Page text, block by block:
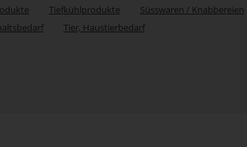
Tiefkühlprodukte
Süsswaren / Knabbereien
Tier, Haustierbedarf